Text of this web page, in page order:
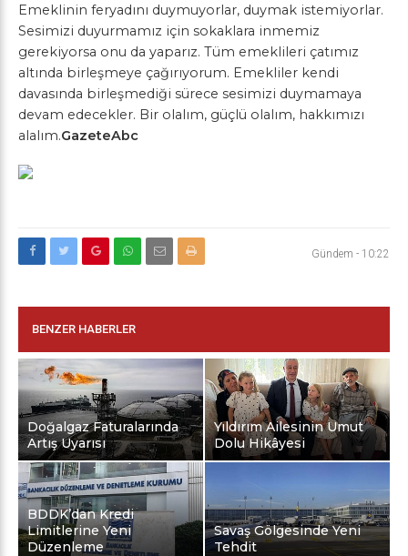
Emeklinin feryadını duymuyorlar, duymak istemiyorlar.
Sesimizi duyurmamız için sokaklara inmemiz
gerekiyorsa onu da yaparız. Tüm emeklileri çatımız
altında birleşmeye çağırıyorum. Emekliler kendi
davasında birleşmediği sürece sesimizi duymamaya
devam edecekler. Bir olalım, güçlü olalım, hakkımızı
alalım.GazeteAbc
Gündem - 10:22
BENZER HABERLER
Doğalgaz Faturalarında
Artış Uyarısı
Yıldırım Ailesinin Umut
Dolu Hikâyesi
BDDK’dan Kredi
Limitlerine Yeni
Düzenleme
Savaş Gölgesinde Yeni
Tehdit